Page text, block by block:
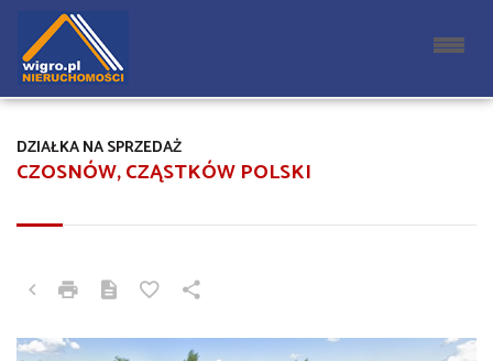
CZOSNÓW, CZĄSTKÓW POLSKI
DZIAŁKA NA SPRZEDAŻ